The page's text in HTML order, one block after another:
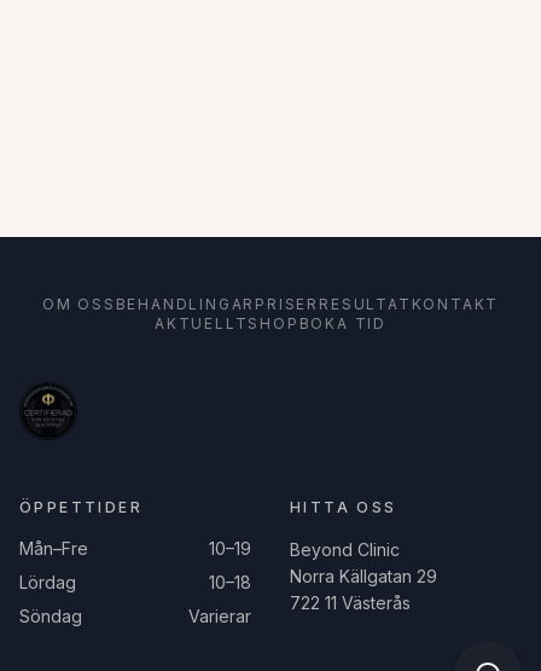
OM OSS BEHANDLINGAR PRISER RESULTAT KONTAKT
AKTUELLT SHOP BOKA TID
ÖPPETTIDER
Mån–Fre
10–19
Lördag
10–18
Söndag
Varierar
HITTA OSS
Beyond Clinic
Norra Källgatan 29
722 11 Västerås